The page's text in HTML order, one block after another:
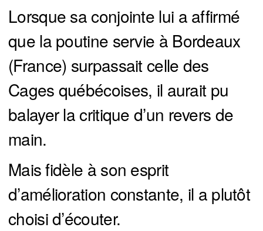
Lorsque sa conjointe lui a affirmé
que la poutine servie à Bordeaux
(France) surpassait celle des
Cages québécoises, il aurait pu
balayer la critique d’un revers de
main.
Mais fidèle à son esprit
d’amélioration constante, il a plutôt
choisi d’écouter.